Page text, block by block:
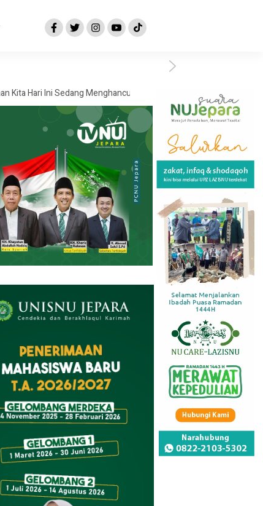
Ini Sedang Menghancurkan Masa Depan yang Kita Impikan?